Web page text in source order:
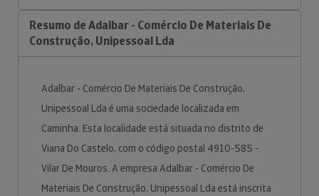
Resumo de Adalbar - Comércio De Materiais De
Construção, Unipessoal Lda
Adalbar - Comércio De Materiais De Construção,
Unipessoal Lda é uma sociedade localizada em
Caminha. Esta localidade está situada no distrito de
Viana Do Castelo, com o código postal 4910-585 -
Vilar De Mouros. A empresa Adalbar - Comércio De
Materiais De Construção, Unipessoal Lda está inscrita